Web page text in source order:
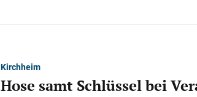
Kirchheim
Hose samt Schlüssel bei